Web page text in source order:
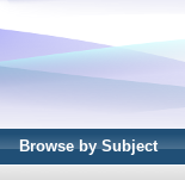
Browse by Subject